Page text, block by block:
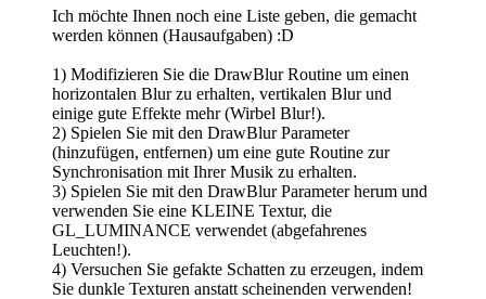
Ich möchte Ihnen noch eine Liste geben, die gemacht
werden können (Hausaufgaben) :D
1) Modifizieren Sie die DrawBlur Routine um einen
horizontalen Blur zu erhalten, vertikalen Blur und
einige gute Effekte mehr (Wirbel Blur!).
2) Spielen Sie mit den DrawBlur Parameter
(hinzufügen, entfernen) um eine gute Routine zur
Synchronisation mit Ihrer Musik zu erhalten.
3) Spielen Sie mit den DrawBlur Parameter herum und
verwenden Sie eine KLEINE Textur, die
GL_LUMINANCE verwendet (abgefahrenes
Leuchten!).
4) Versuchen Sie gefakte Schatten zu erzeugen, indem
Sie dunkle Texturen anstatt scheinenden verwenden!